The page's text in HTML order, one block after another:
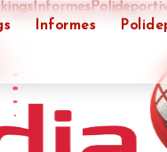
Informes
Informes